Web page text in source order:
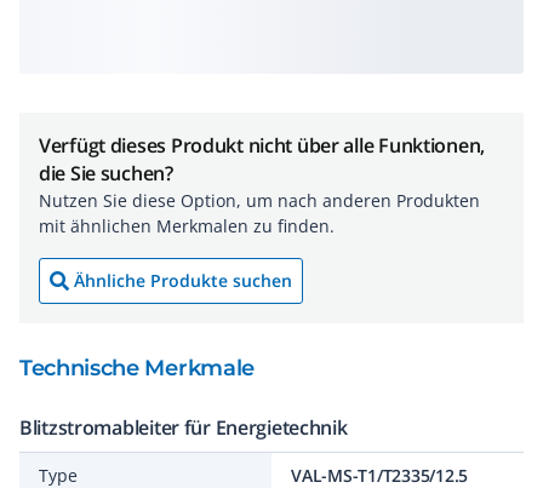
Verfügt dieses Produkt nicht über alle Funktionen,
die Sie suchen?
Nutzen Sie diese Option, um nach anderen Produkten
mit ähnlichen Merkmalen zu finden.
Ähnliche Produkte suchen
Technische Merkmale
Blitzstromableiter für Energietechnik
Type
VAL-MS-T1/T2335/12.5